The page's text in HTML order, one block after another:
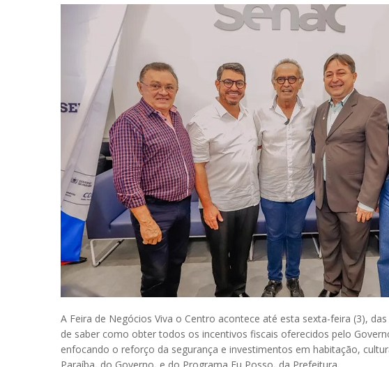
A Feira de Negócios Viva o Centro acontece até esta sexta-feira (3),
de saber como obter todos os incentivos fiscais oferecidos pelo
enfocando o reforço da segurança e investimentos em habitação,